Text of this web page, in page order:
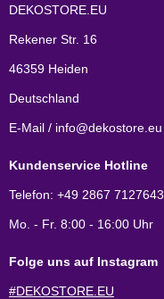
DEKOSTORE.EU
Rekener Str. 16
46359 Heiden
Deutschland
E-Mail / info@dekostore.eu
Kundenservice Hotline
Telefon: +49 2867 7127643
Mo. - Fr. 8:00 - 16:00 Uhr
Folge uns auf Instagram
#DEKOSTORE.EU